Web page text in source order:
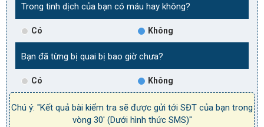
Trong tinh dịch của bạn có máu hay không?
Có Không
Bạn đã từng bị quai bị bao giờ chưa?
Có Không
Chú ý: "Kết quả bài kiểm tra sẽ được gửi tới SĐT của bạn trong
vòng 30' (Dưới hình thức SMS)"